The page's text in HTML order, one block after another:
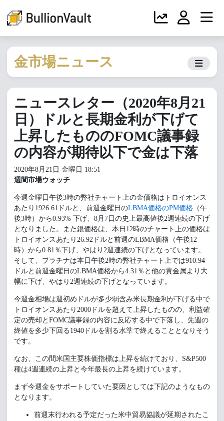
金市場ニュース
ニュースレター（2020年8月21
日）ドルと長期金利が下げて
上昇したもののFOMC議事録
の内容が期待以下で金は下落
2020年8月21日 金曜日 18:51
週間市場ウォッチ
今週金曜日午後3時の弊社チャート上の金価格はトロイオンス
あたり1926.61ドルと、前週金曜日のLBMA価格のPM価格 （午
後3時）から0.93% 下げ、8月7日の史上最高値後2週連続の下げ
となりました。また銀価格は、本日12時のチャート上の価格は
トロイオンスあたり26.92ドルと前週のLBMA価格（午後12
時）から0.81％下げ、やはり2週連続の下げとなっています。
そして、プラチナは本日午後2時の弊社チャート上では910.94
ドルと前週金曜日のLBMA価格から4.31％と他の貴金属より大
幅に下げ、やはり2週連続の下げとなっています。
今週金相場は週初めドルが多少弱含み米長期金利が下げる中で
トロイオンスあたり2000ドルを超えて上昇したものの、利益確
定の売却とFOMC議事録の内容に反応する中で下落し、先週の
終値を多少下回る1940ドルを割る水準で終えることとなりそう
です。
なお、この間米国主要株価指標は上昇を続けており、S&P500
種は4週連続の上昇と今年最長の上昇を続けています。
まず今週金をサポートしていた要因としては下記のようなもの
となります。
前週末行われる予定だった米中貿易協議が延期されたこ